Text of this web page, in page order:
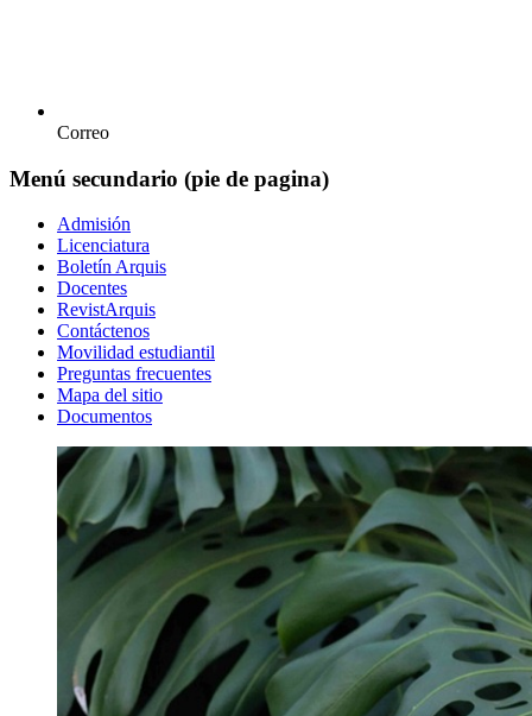
Correo
Menú secundario (pie de pagina)
Admisión
Licenciatura
Boletín Arquis
Docentes
RevistArquis
Contáctenos
Movilidad estudiantil
Preguntas frecuentes
Mapa del sitio
Documentos